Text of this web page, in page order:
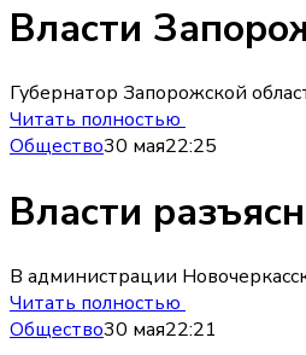
Власти
Губернатор Запорожской
Читать полностью
Общество30 мая22:25
Власти
В администрации
Читать полностью
Общество30 мая22:21